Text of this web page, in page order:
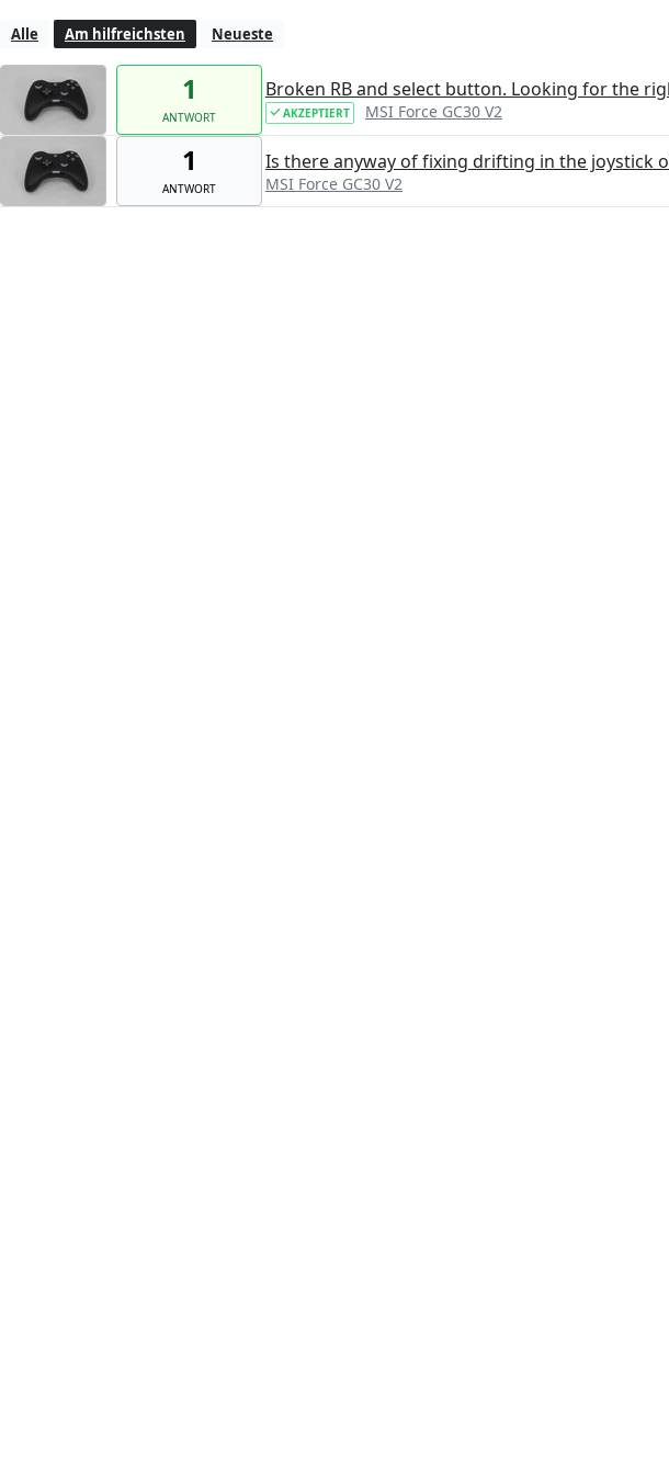
Alle Am hilfreichsten Neueste
1
ANTWORT
Broken RB and select button. Looking for the
AKZEPTIERT MSI Force GC30 V2
1
ANTWORT
Is there anyway of fixing drifting in the joystick
MSI Force GC30 V2